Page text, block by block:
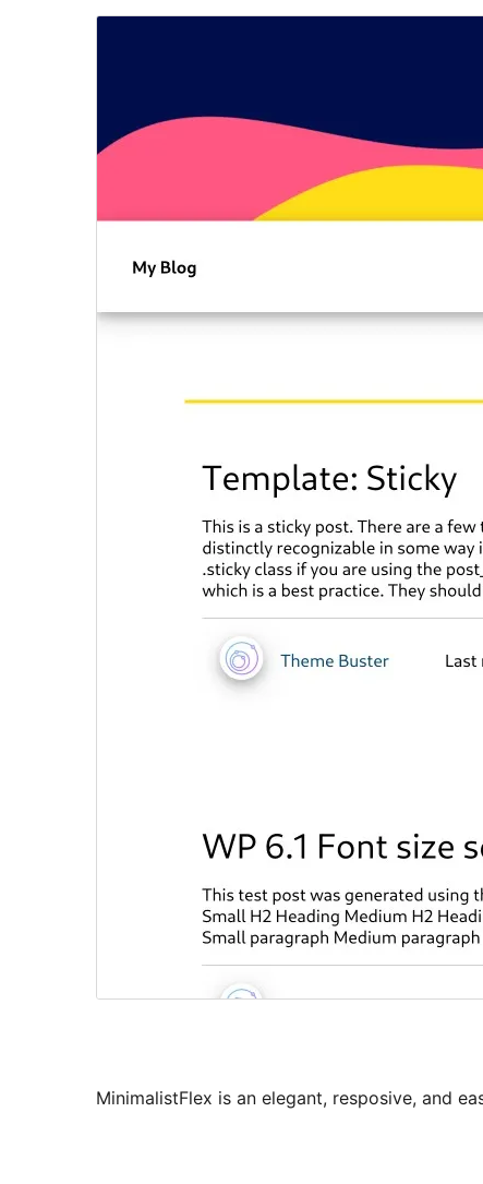
MinimalistFlex is an elegant, resposive, and